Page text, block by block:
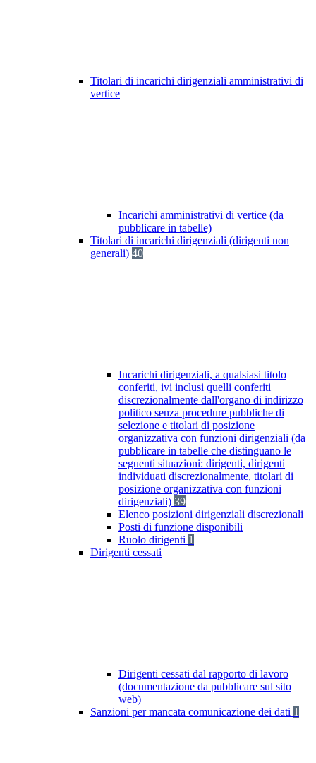
Titolari di incarichi dirigenziali amministrativi di
vertice
Incarichi amministrativi di vertice (da
pubblicare in tabelle)
Titolari di incarichi dirigenziali (dirigenti non
generali) 40
Incarichi dirigenziali, a qualsiasi titolo
conferiti, ivi inclusi quelli conferiti
discrezionalmente dall'organo di indirizzo
politico senza procedure pubbliche di
selezione e titolari di posizione
organizzativa con funzioni dirigenziali (da
pubblicare in tabelle che distinguano le
seguenti situazioni: dirigenti, dirigenti
individuati discrezionalmente, titolari di
posizione organizzativa con funzioni
dirigenziali) 39
Elenco posizioni dirigenziali discrezionali
Posti di funzione disponibili
Ruolo dirigenti 1
Dirigenti cessati
Dirigenti cessati dal rapporto di lavoro
(documentazione da pubblicare sul sito
web)
Sanzioni per mancata comunicazione dei dati 1